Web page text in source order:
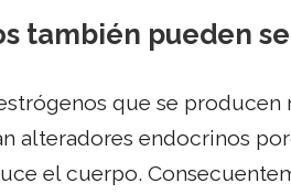
también pueden
que se
alteradores endocrinos
el cuerpo.